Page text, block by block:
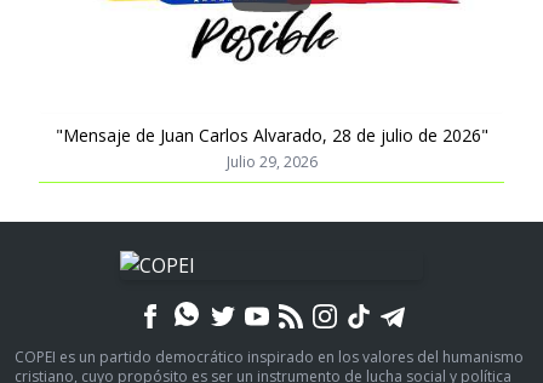
"Mensaje de Juan Carlos Alvarado, 28 de julio de 2026"
Julio 29, 2026
COPEI es un partido democrático inspirado en los valores del humanismo
cristiano, cuyo propósito es ser un instrumento de lucha social y política